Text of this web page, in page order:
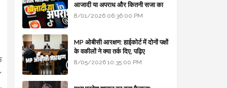
आजादी या अपराध और कितनी सजा का
प्रावधान - free legal advice
8/01/2026 06:36:00 PM
MP ओबीसी आरक्षण: हाईकोर्ट में दोनों पक्षों
के वकीलों ने क्या तर्क दिए, पढ़िए
8/05/2026 10:35:00 PM